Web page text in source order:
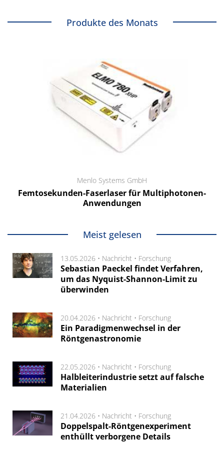
Produkte des Monats
Menlo Systems GmbH
Femtosekunden-Faserlaser für Multiphotonen-
Anwendungen
Meist gelesen
13.05.2026 • Nachricht • Forschung
Sebastian Paeckel findet Verfahren,
um das Nyquist-Shannon-Limit zu
überwinden
20.04.2026 • Nachricht • Forschung
Ein Paradigmenwechsel in der
Röntgenastronomie
22.05.2026 • Nachricht • Forschung
Halbleiterindustrie setzt auf falsche
Materialien
21.04.2026 • Nachricht • Forschung
Doppelspalt-Röntgenexperiment
enthüllt verborgene Details